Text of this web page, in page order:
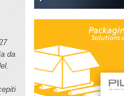
da